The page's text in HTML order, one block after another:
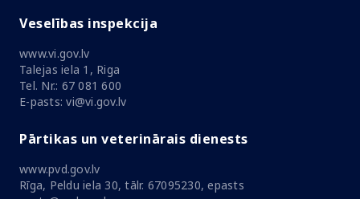
Veselības inspekcija
www.vi.gov.lv
Talejas iela 1, Riga
Tel. Nr.: 67 081 600
E-pasts: vi@vi.gov.lv
Pārtikas un veterinārais dienests
www.pvd.gov.lv
Rīga, Peldu iela 30, tālr. 67095230, epasts